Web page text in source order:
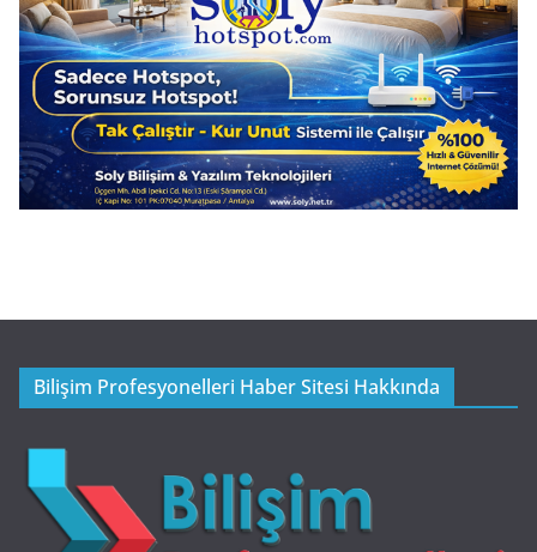
Bilişim Profesyonelleri Haber Sitesi Hakkında